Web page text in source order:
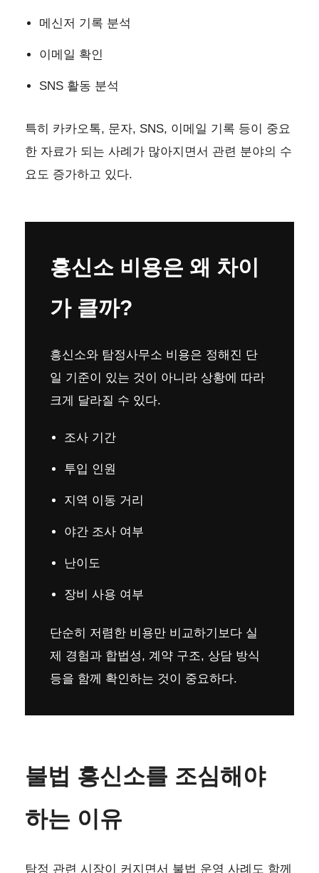
메신저 기록 분석
이메일 확인
SNS 활동 분석
특히 카카오톡, 문자, SNS, 이메일 기록 등이 중요
한 자료가 되는 사례가 많아지면서 관련 분야의 수
요도 증가하고 있다.
흥신소 비용은 왜 차이
가 클까?
흥신소와 탐정사무소 비용은 정해진 단
일 기준이 있는 것이 아니라 상황에 따라
크게 달라질 수 있다.
조사 기간
투입 인원
지역 이동 거리
야간 조사 여부
난이도
장비 사용 여부
단순히 저렴한 비용만 비교하기보다 실
제 경험과 합법성, 계약 구조, 상담 방식
등을 함께 확인하는 것이 중요하다.
불법 흥신소를 조심해야
하는 이유
탐정 관련 시장이 커지면서 불법 운영 사례도 함께